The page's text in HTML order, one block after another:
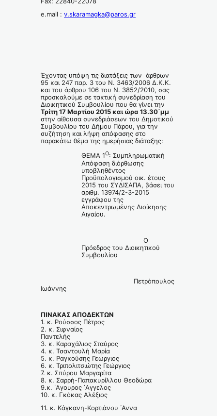
e.mail : v.skaramagka@paros.gr
Έχοντας υπόψη τις διατάξεις των άρθρων
95 και 247 παρ. 3 του Ν. 3463/2006 Δ.Κ.Κ.
και του άρθρου 106 του Ν. 3852/2010, σας
προσκαλούμε σε τακτική συνεδρίαση του
Διοικητικού Συμβουλίου που θα γίνει την
Τρίτη 17 Μαρτίου 2015 και ώρα 13.30΄μμ
στην αίθουσα συνεδριάσεων του Δημοτικού
Συμβουλίου του Δήμου Πάρου, για την
συζήτηση και λήψη απόφασης στο
παρακάτω θέμα της ημερήσιας διάταξης:
ΘΕΜΑ 1Ο: Συμπληρωματική
Απόφαση διόρθωσης
υποβληθέντος
Προϋπολογισμού οικ. έτους
2015 του ΣΥΔΙΣΑΠΑ, βάσει του
αριθμ. 13974/2-3-2015
εγγράφου της
Αποκεντρωμένης Διοίκησης
Αιγαίου.
Ο
Πρόεδρος του Διοικητικού
Συμβουλίου
Πετρόπουλος
Ιωάννης
ΠΙΝΑΚΑΣ ΑΠΟΔΕΚΤΩΝ
1. κ. Ρούσσος Πέτρος
2. κ. Σιφναίος
Παντελής
3. κ. Καραχάλιος Σταύρος
4. κ. Τσαντουλή Μαρία
5. κ. Ραγκούσης Γεώργιος
6. κ. Τριπολιτσιώτης Γεώργιος
7. κ. Σπύρου Μαργαρίτα
8. κ. Σαρρή-Παπακυρίλλου Θεοδώρα
9.κ. ΄Αγουρος ΄Αγγελος
10. κ. Γκόκας Αλέξιος
11. κ. Κάγκανη-Κορτιάνου ΄Αννα